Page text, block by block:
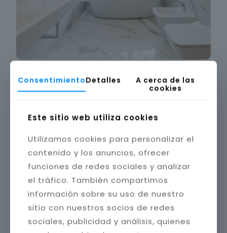
ConsentimientoDetalles
A cerca de las
cookies
Este sitio web utiliza cookies
Utilizamos cookies para personalizar el
contenido y los anuncios, ofrecer
funciones de redes sociales y analizar
el tráfico. También compartimos
información sobre su uso de nuestro
sitio con nuestros socios de redes
sociales, publicidad y análisis, quienes